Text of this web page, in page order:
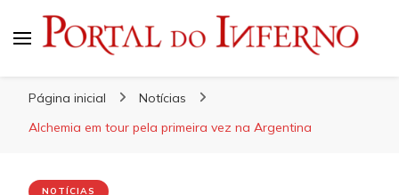
Página inicial
Notícias
Alchemia em tour pela primeira vez na Argentina
NOTÍCIAS